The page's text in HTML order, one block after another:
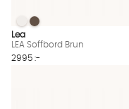
LEA Soffbord Brun
LEA Soffbord Brun
LEA Soffbord Brun
Lea
LEA Soffbord Brun
2995 :-